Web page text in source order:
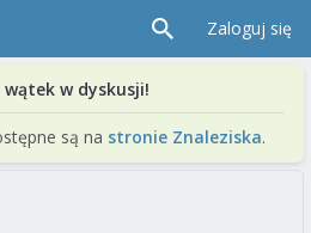
Zaloguj się
w dyskusji!
są na stronie Znaleziska.